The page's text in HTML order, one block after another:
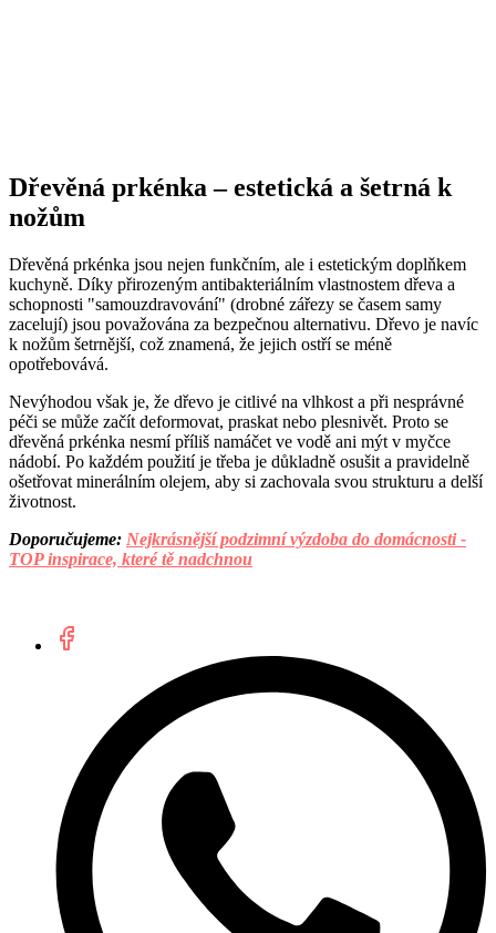
Dřevěná prkénka – estetická a šetrná k
nožům
Dřevěná prkénka jsou nejen funkčním, ale i estetickým doplňkem
kuchyně. Díky přirozeným antibakteriálním vlastnostem dřeva a
schopnosti "samouzdravování" (drobné zářezy se časem samy
zacelují) jsou považována za bezpečnou alternativu. Dřevo je navíc
k nožům šetrnější, což znamená, že jejich ostří se méně
opotřebovává.
Nevýhodou však je, že dřevo je citlivé na vlhkost a při nesprávné
péči se může začít deformovat, praskat nebo plesnivět. Proto se
dřevěná prkénka nesmí příliš namáčet ve vodě ani mýt v myčce
nádobí. Po každém použití je třeba je důkladně osušit a pravidelně
ošetřovat minerálním olejem, aby si zachovala svou strukturu a delší
životnost.
Doporučujeme: Nejkrásnější podzimní výzdoba do domácnosti -
TOP inspirace, které tě nadchnou